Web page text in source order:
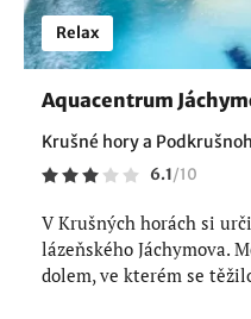
Relax
Aquacentrum
Krušné hory a
6.1/10
V Krušných horách si
lázeňského Jáchymova.
dolem, ve kterém se